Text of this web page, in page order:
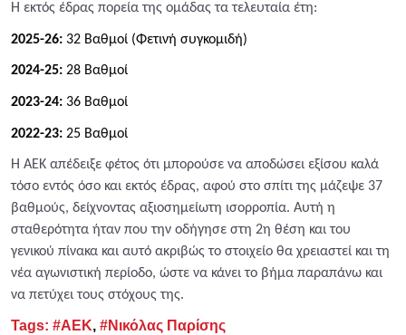
Η εκτός έδρας πορεία της ομάδας τα τελευταία έτη:
2025-26: 32 Βαθμοί (Φετινή συγκομιδή)
2024-25: 28 Βαθμοί
2023-24: 36 Βαθμοί
2022-23: 25 Βαθμοί
Η ΑΕΚ απέδειξε φέτος ότι μπορούσε να αποδώσει εξίσου καλά
τόσο εντός όσο και εκτός έδρας, αφού στο σπίτι της μάζεψε 37
βαθμούς, δείχνοντας αξιοσημείωτη ισορροπία. Αυτή η
σταθερότητα ήταν που την οδήγησε στη 2η θέση και του
γενικού πίνακα και αυτό ακριβώς το στοιχείο θα χρειαστεί και τη
νέα αγωνιστική περίοδο, ώστε να κάνει το βήμα παραπάνω και
να πετύχει τους στόχους της.
Tags: #ΑΕΚ, #Νικόλας Παρίσης